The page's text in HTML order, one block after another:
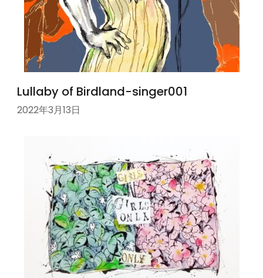
Lullaby of Birdland-singer001
2022年3月13日